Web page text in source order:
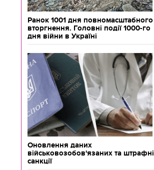
Ранок 1001 дня повномасштабного
вторгнення. Головні події 1000-го
дня війни в Україні
Оновлення даних
військовозобов'язаних та штрафні
санкції